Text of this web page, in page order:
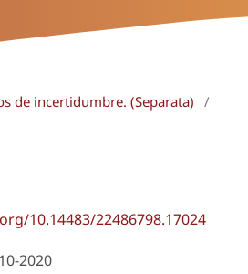
de incertidumbre. (Separata)
/
10.14483/22486798.17024
2020